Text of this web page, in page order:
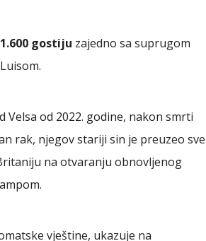
gostiju zajedno sa suprugom
od 2022. godine, nakon smrti
rak, njegov stariji sin je preuzeo sve
na otvaranju obnovljenog
vještine, ukazuje na